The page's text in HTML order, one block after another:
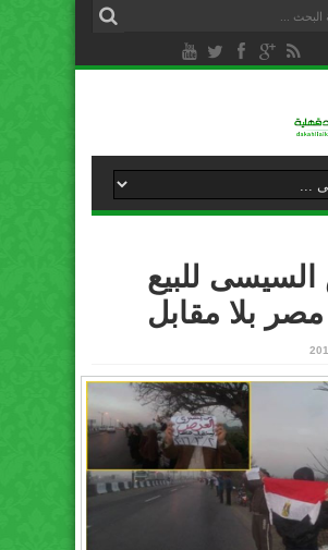
للبيع
مصر بلا مقابل